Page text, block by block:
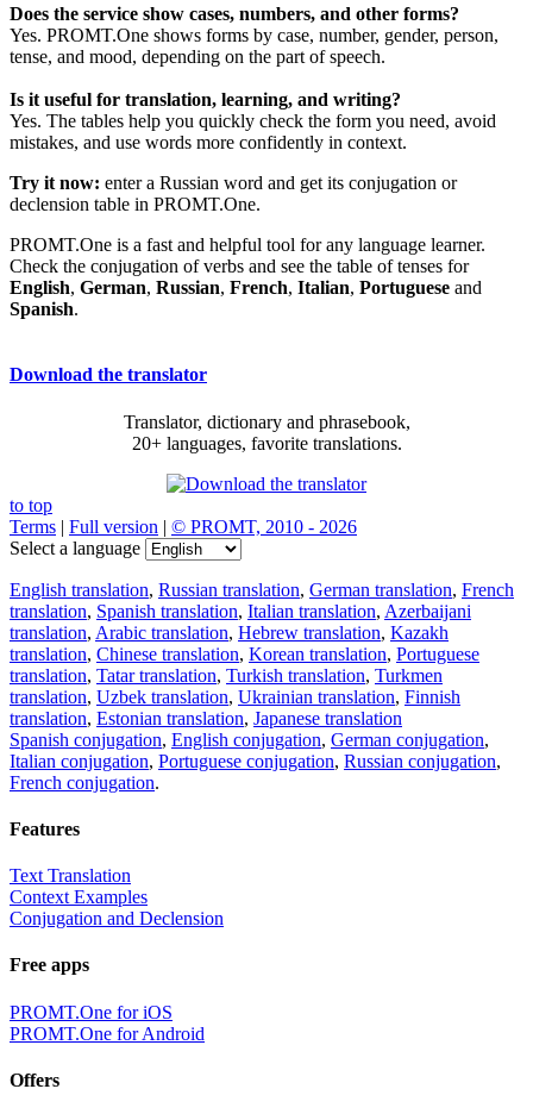
Does the service show cases, numbers, and other forms?
Yes. PROMT.One shows forms by case, number, gender, person,
tense, and mood, depending on the part of speech.
Is it useful for translation, learning, and writing?
Yes. The tables help you quickly check the form you need, avoid
mistakes, and use words more confidently in context.
Try it now: enter a Russian word and get its conjugation or
declension table in PROMT.One.
PROMT.One is a fast and helpful tool for any language learner.
Check the conjugation of verbs and see the table of tenses for
English, German, Russian, French, Italian, Portuguese and
Spanish.
Download the translator
Translator, dictionary and phrasebook,
20+ languages, favorite translations.
to top
Terms | Full version | © PROMT, 2010 - 2026
Select a language
English translation, Russian translation, German translation, French
translation, Spanish translation, Italian translation, Azerbaijani
translation, Arabic translation, Hebrew translation, Kazakh
translation, Chinese translation, Korean translation, Portuguese
translation, Tatar translation, Turkish translation, Turkmen
translation, Uzbek translation, Ukrainian translation, Finnish
translation, Estonian translation, Japanese translation
Spanish conjugation, English conjugation, German conjugation,
Italian conjugation, Portuguese conjugation, Russian conjugation,
French conjugation.
Features
Text Translation
Context Examples
Conjugation and Declension
Free apps
PROMT.One for iOS
PROMT.One for Android
Offers